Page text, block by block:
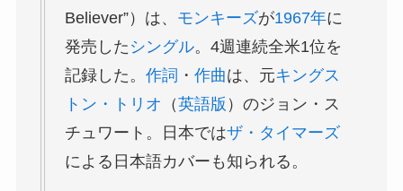
Believer”）は、 モンキーズが1967年に
発売した シングル。4週連続全米1位を
記録した。 作詞 ・ 作曲は、元キングス
トン・トリオ （英語版 ）のジョン・ス
チュワート。日本ではザ・タイマーズ
による日本語カバーも知られる。